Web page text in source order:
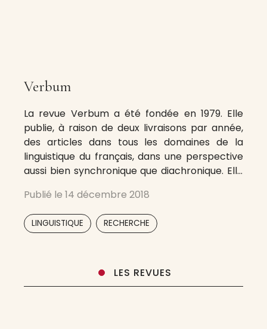
Verbum
La revue Verbum a été fondée en 1979. Elle
publie, à raison de deux livraisons par année,
des articles dans tous les domaines de la
linguistique du français, dans une perspective
aussi bien synchronique que diachronique. Elle
linguistique contrastive dans lesquels
intervient le français comme langue étudiée,
ainsi que des
Publié le 14 décembre 2018
LINGUISTIQUE RECHERCHE
LES REVUES